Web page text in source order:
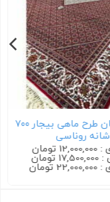
فرش کاشان طرح ماهی بیجار ۷۰۰
شانه روناسی